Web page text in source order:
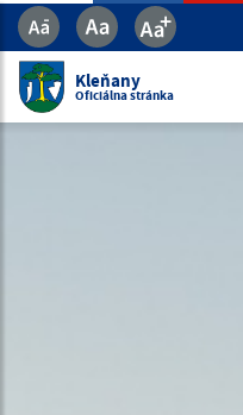
Kleňany
Oficiálna stránka